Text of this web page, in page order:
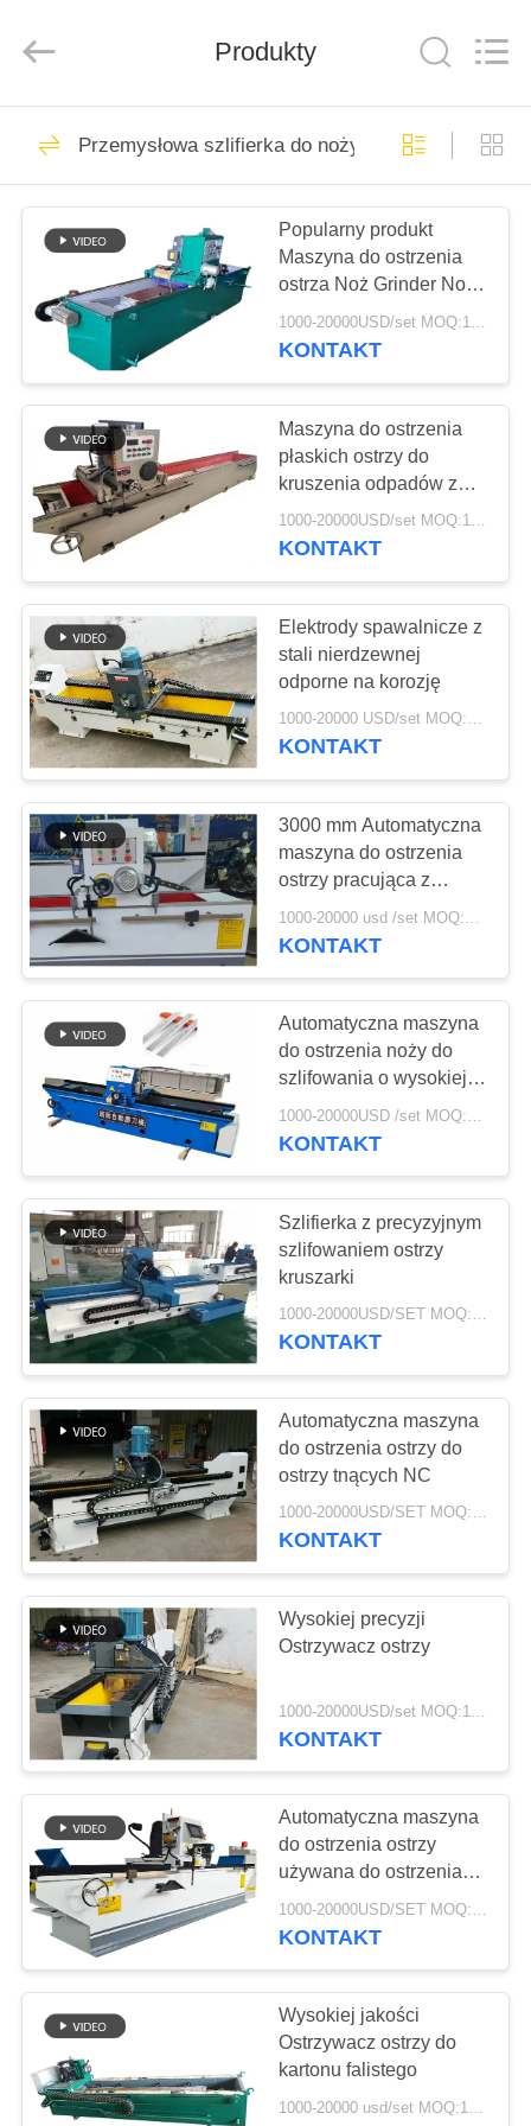
DOM
PRODUKTY
NAS
WYCIECZKA
PO
FABRYCE
KONTROLA
JAKOŚCI
SKONTAKTUJ
SIĘ
NAMI
AKTUALNOŚCI
POPROSIĆ
O
WYCENĘ
SITEMAP
PRIVACY
POLICY
Rights
Materiał nietkany
Rolki przemysłowe
369
Panele ekranu
poliuretanowego
763
Pas przemysłowy
Koc izolacyjny z
aerożelu
Filtr przemysłowy
80
Przemysłowe
pompy odśrodkowe
Filc przemysłowy
141
Produkty
Przemysłowa szlifierka do noży
Popularny produkt
Maszyna do ostrzenia
ostrza Noż Grinder Noż
Grinding Machine
1000-20000USD/set MOQ:1 zestaw
KONTAKT
Maszyna do ostrzenia
płaskich ostrzy do
kruszenia odpadów z
tworzyw sztucznych
1000-20000USD/set MOQ:1 zestaw
KONTAKT
Elektrody spawalnicze z
stali nierdzewnej
odporne na korozję
1000-20000 USD/set MOQ:1 zestawy
KONTAKT
3000 mm Automatyczna
maszyna do ostrzenia
ostrzy pracująca z
wysoką precyzją
KONTAKT
Automatyczna maszyna
do ostrzenia noży do
szlifowania o wysokiej
precyzji
1000-20000USD /set MOQ:1 zestawy
KONTAKT
Szlifierka z precyzyjnym
szlifowaniem ostrzy
kruszarki
1000-20000USD/SET MOQ:1 zestaw
KONTAKT
Automatyczna maszyna
do ostrzenia ostrzy do
ostrzy tnących NC
1000-20000USD/SET MOQ:1 zestaw
KONTAKT
Wysokiej precyzji
Ostrzywacz ostrzy
KONTAKT
Automatyczna maszyna
do ostrzenia ostrzy
używana do ostrzenia
ostrzy cięcia NC
1000-20000USD/SET MOQ:1 zestawy
KONTAKT
Wysokiej jakości
Ostrzywacz ostrzy do
kartonu falistego
1000-20000 usd/set MOQ:1 zestaw